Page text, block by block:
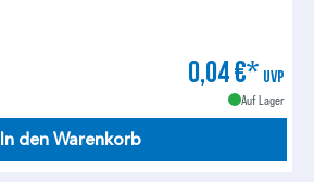
0,04 €* UVP
Auf Lager
In den Warenkorb